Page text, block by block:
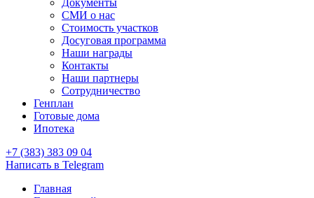
Документы
СМИ о нас
Стоимость участков
Досуговая программа
Наши награды
Контакты
Наши партнеры
Сотрудничество
Генплан
Готовые дома
Ипотека
+7 (383) 383 09 04
Написать в Telegram
Главная